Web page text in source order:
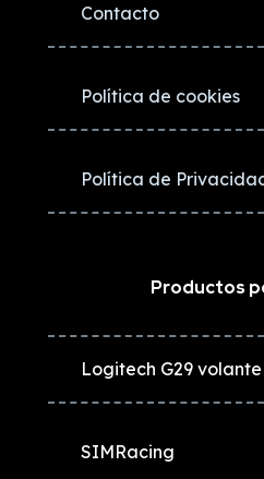
Contacto
Política de cookies
Política de
Productos
Logitech G29 volante
SIMRacing